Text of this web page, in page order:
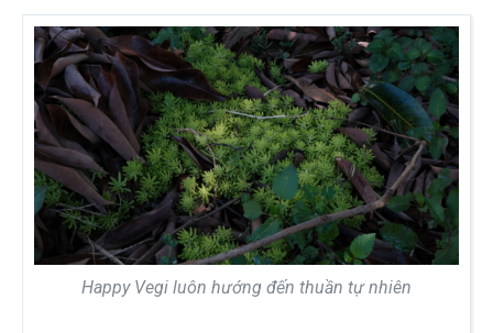
Happy Vegi luôn hướng đến thuần tự nhiên